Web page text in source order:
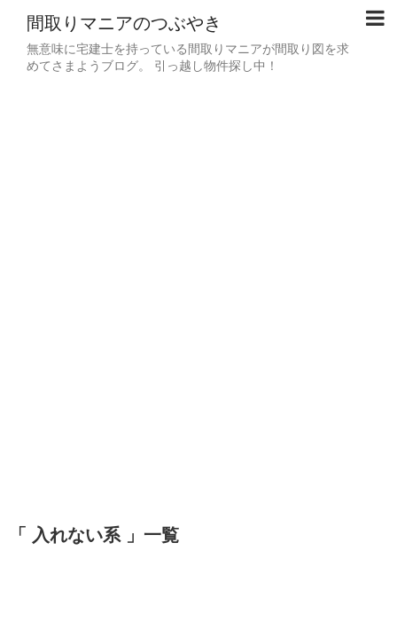
間取りマニアのつぶやき
無意味に宅建士を持っている間取りマニアが間取り図を求
めてさまようブログ。 引っ越し物件探し中！
「 入れない系 」一覧